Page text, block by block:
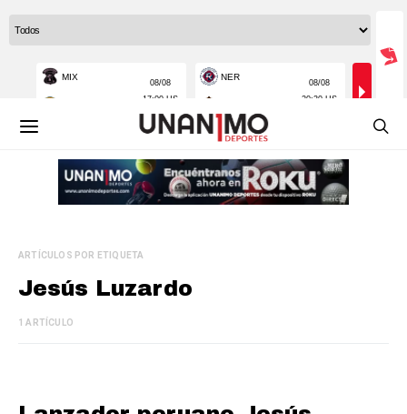
ARTÍCULOS POR ETIQUETA
Jesús Luzardo
1 ARTÍCULO